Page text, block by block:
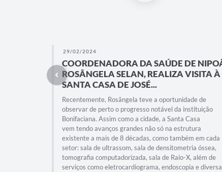
29/02/2024
COORDENADORA DA SAÚDE DE
ROSÂNGELA SELAN, REALIZA VISITA À
SANTA CASA DE JOSÉ...
Recentemente, Rosângela teve a oportunidade de
observar de perto o progresso notável da instituição
Bonifaciana. Assim como a cidade, a Santa Casa
vem tendo avanços grandes não só na estrutura
existente a mais de 8 décadas, como também em cada
setor: sala de ultrassom, sala de densitometria óssea,
tomografia computadorizada, sala de Raio-X, além de
serviços como eletrocardiograma, endoscopia e